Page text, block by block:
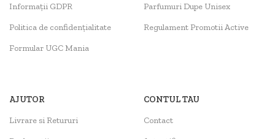
Informații GDPR
Politica de confidențialitate
Formular UGC Mania
Parfumuri Dupe Unisex
Regulament Promotii Active
AJUTOR
Livrare si Retururi
CONTUL TAU
Contact